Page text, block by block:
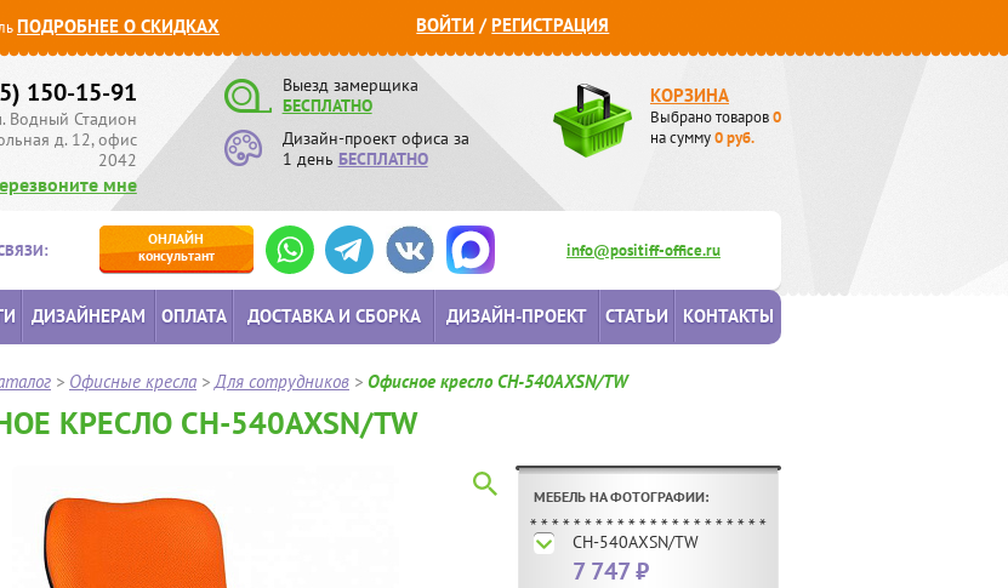
ПОДРОБНЕЕ О СКИДКАХ ВОЙТИ /РЕГИСТРАЦИЯ
150-15-91
Водный Стадион
д. 12, офис
2042
мне
Выезд замерщика
БЕСПЛАТНО
Дизайн-проект офиса за
1 день БЕСПЛАТНО
КОРЗИНА
Выбрано товаров0
на сумму0руб.
ОНЛАЙН
консультант
info@positiff-office.ru
ДИЗАЙНЕРАМ ОПЛАТА ДОСТАВКА И СБОРКА ДИЗАЙН-ПРОЕКТ СТАТЬИ КОНТАКТЫ
> Офисные кресла >Для сотрудников > Офисное кресло CH-540AXSN/TW
КРЕСЛО CH-540AXSN/TW
МЕБЕЛЬ НА ФОТОГРАФИИ:
CH-540AXSN/TW
7 747 ₽